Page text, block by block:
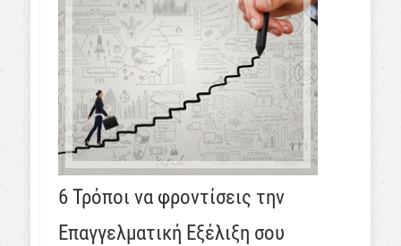
6 Τρόποι να φροντίσεις την
Επαγγελματική Εξέλιξη σου